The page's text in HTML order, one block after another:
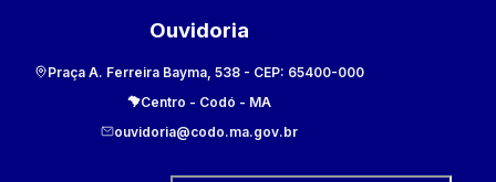
Ouvidoria
Praça A. Ferreira Bayma, 538 - CEP: 65400-000
Centro - Codó - MA
ouvidoria@codo.ma.gov.br